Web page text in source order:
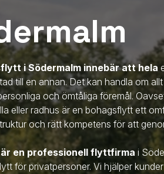
i Södermalm innebär att hela
till en annan. Det kan handla om
och ömtåliga föremål.
eller radhus är en bohagsflytt ett
och rätt kompetens för att
en professionell flyttfirma i
för privatpersoner. Vi hjälper